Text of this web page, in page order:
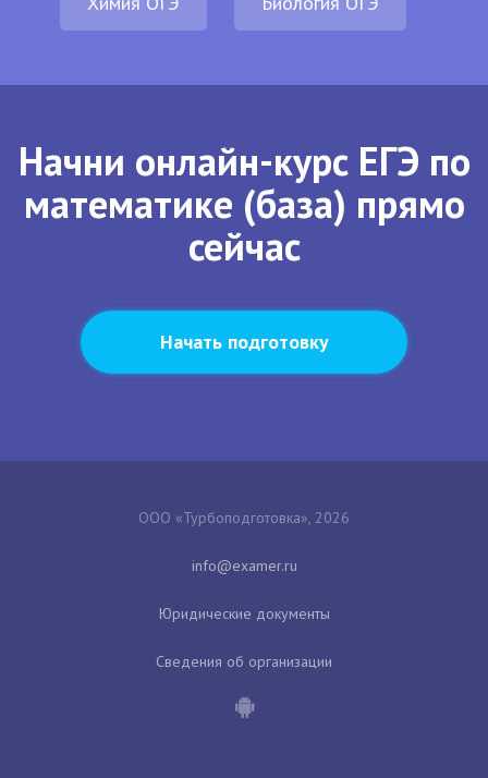
Начни онлайн-курс ЕГЭ по
математике (база) прямо
сейчас
Начать подготовку
ООО «Турбоподготовка», 2026
Юридические документы
Сведения об организации